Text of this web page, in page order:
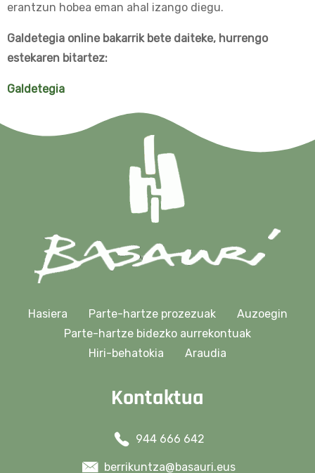
erantzun hobea eman ahal izango diegu.
Galdetegia online bakarrik bete daiteke, hurrengo
estekaren bitartez:
Galdetegia
Hasiera Parte-hartze prozezuak
Auzoegin
Parte-hartze bidezko aurrekontuak
Hiri-behatokia
Araudia
Kontaktua
944 666 642
berrikuntza@basauri.eus